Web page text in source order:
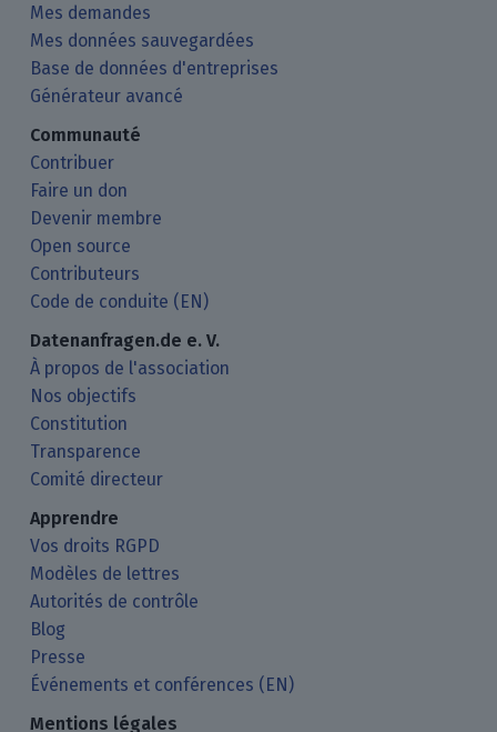
Mes demandes
Mes données sauvegardées
Base de données d'entreprises
Générateur avancé
Communauté
Contribuer
Faire un don
Devenir membre
Open source
Contributeurs
Code de conduite (EN)
Datenanfragen.de e. V.
À propos de l'association
Nos objectifs
Constitution
Transparence
Comité directeur
Apprendre
Vos droits RGPD
Modèles de lettres
Autorités de contrôle
Blog
Presse
Événements et conférences (EN)
Mentions légales